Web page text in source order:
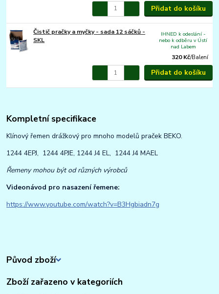
Přidat do košíku
Čistič pračky a myčky - sada 12 sáčků -
SKL
320 Kč/Balení
IHNED k odeslání -
nebo k odběru v Ústí
nad Labem
Přidat do košíku
Kompletní specifikace
Klínový řemen drážkový pro mnoho modelů praček BEKO.
1244 4EPJ, 1244 4PJE, 1244 J4 EL, 1244 J4 MAEL
Řemeny mohou být od různých výrobců
Videonávod pro nasazení řemene:
https://www.youtube.com/watch?v=B3Hgbiadn7g
Původ zboží
Zboží zařazeno v kategoriích